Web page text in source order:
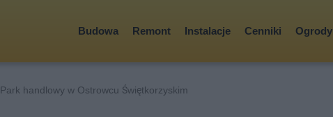
Budowa Remont Instalacje Cenniki Ogrody
Park handlowy w Ostrowcu Świętkorzyskim